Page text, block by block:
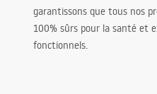
garantissons que tous nos
100% sûrs pour la santé et
fonctionnels.